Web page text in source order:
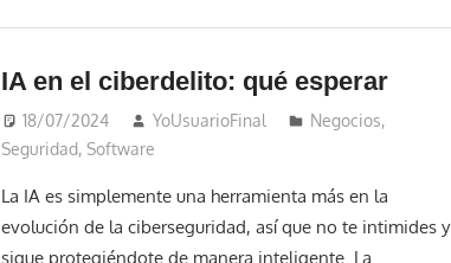
IA en el ciberdelito: qué esperar
18/07/2024 YoUsuarioFinal Negocios,
Seguridad, Software
La IA es simplemente una herramienta más en la
evolución de la ciberseguridad, así que no te intimides y
sigue protegiéndote de manera inteligente. La